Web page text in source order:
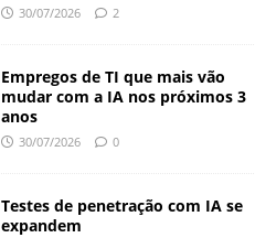
30/07/2026 2
Empregos de TI que mais vão
mudar com a IA nos próximos 3
anos
30/07/2026 0
Testes de penetração com IA se
expandem